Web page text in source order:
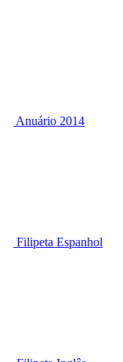
Anuário 2014
Filipeta Espanhol